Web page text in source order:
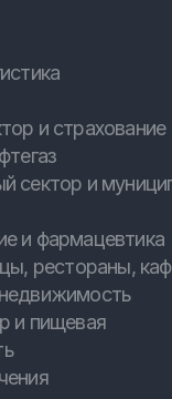
и страхование
сектор и
и фармацевтика
рестораны,
и пищевая